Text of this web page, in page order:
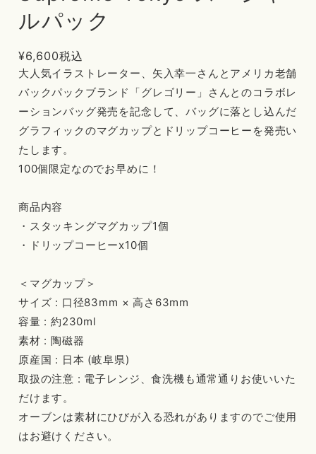
ルパック
¥6,600税込
大人気イラストレーター、矢入幸一さんとアメリカ老舗
バックパックブランド「グレゴリー」さんとのコラボレ
ーションバッグ発売を記念して、バッグに落とし込んだ
グラフィックのマグカップとドリップコーヒーを発売い
たします。
100個限定なのでお早めに！
商品内容
・スタッキングマグカップ1個
・ドリップコーヒーx10個
＜マグカップ＞
サイズ : 口径83mm × 高さ63mm
容量 : 約230ml
素材 : 陶磁器
原産国 : 日本 (岐阜県)
取扱の注意 : 電子レンジ、食洗機も通常通りお使いいた
だけます。
オーブンは素材にひびが入る恐れがありますのでご使用
はお避けください。